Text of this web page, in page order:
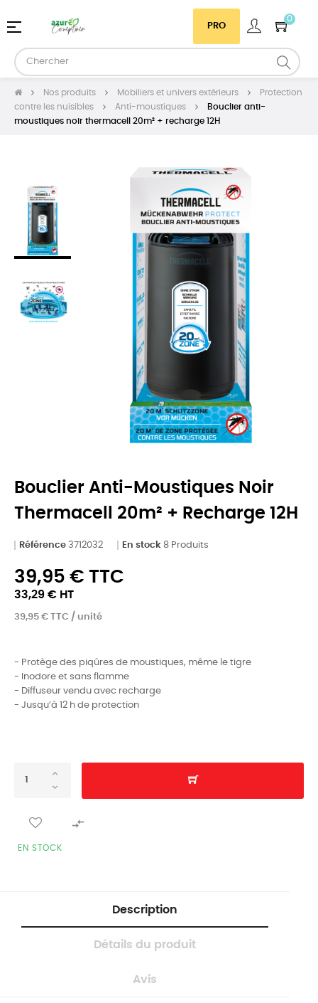
PRO
0
Basculer
navigation
☰
Nos produits Mobiliers et univers extérieurs
Protection
contre les nuisibles
Anti-moustiques
Bouclier anti-
moustiques noir thermacell 20m² + recharge 12H
Bouclier Anti-Moustiques Noir
Thermacell 20m² + Recharge 12H
Référence 3712032 En stock 8 Produits
39,95 € TTC
33,29 € HT
39,95 € TTC / unité
- Protège des piqûres de moustiques, même le tigre
- Inodore et sans flamme
- Diffuseur vendu avec recharge
- Jusqu’à 12 h de protection

EN STOCK
Description
Détails du produit
Avis